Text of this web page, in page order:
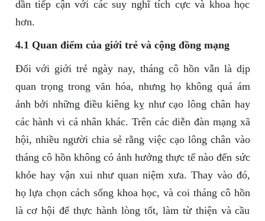
dần tiếp cận với các suy nghĩ tích cực và khoa học
hơn.
4.1 Quan điểm của giới trẻ và cộng đồng mạng
Đối với giới trẻ ngày nay, tháng cô hồn vẫn là dịp
quan trọng trong văn hóa, nhưng họ không quá ám
ảnh bởi những điều kiêng kỵ như cạo lông chân hay
các hành vi cá nhân khác. Trên các diễn đàn mạng xã
hội, nhiều người chia sẻ rằng việc cạo lông chân vào
tháng cô hồn không có ảnh hưởng thực tế nào đến sức
khỏe hay vận xui như quan niệm xưa. Thay vào đó,
họ lựa chọn cách sống khoa học, và coi tháng cô hồn
là cơ hội để thực hành lòng tốt, làm từ thiện và cầu